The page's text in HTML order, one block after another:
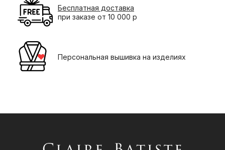
Бесплатная доставка
при заказе от 10 000 р
Персональная вышивка на изделиях